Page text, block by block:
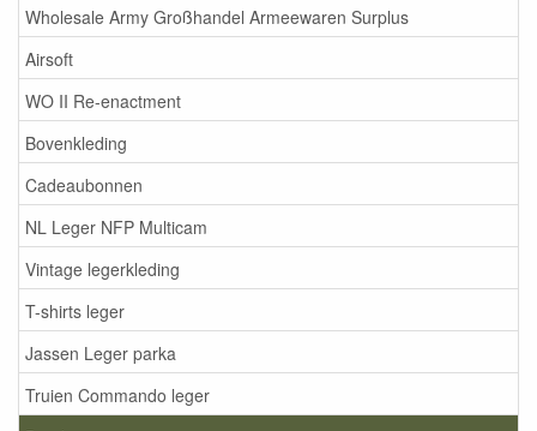
Wholesale Army Großhandel Armeewaren Surplus
Airsoft
WO II Re-enactment
Bovenkleding
Cadeaubonnen
NL Leger NFP Multicam
Vintage legerkleding
T-shirts leger
Jassen Leger parka
Truien Commando leger